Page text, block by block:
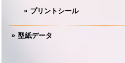
プリントシール
型紙データ